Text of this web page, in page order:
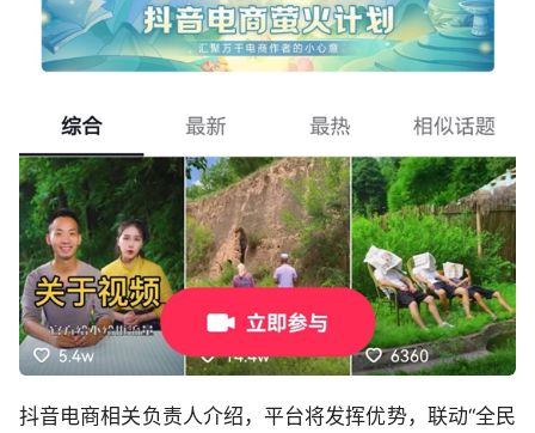
抖音电商相关负责人介绍，平台将发挥优势，联动“全民